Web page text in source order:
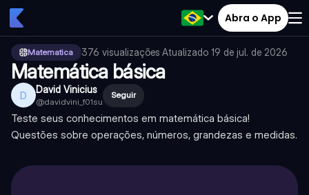
Abra o App
Matematica 376 visualizações·Atualizado 19 de jul. de 2026
Matemática básica
D David Vinicius
@davidvini_f01su
Seguir
Teste seus conhecimentos em matemática básica!
Questões sobre operações, números, grandezas e medidas.